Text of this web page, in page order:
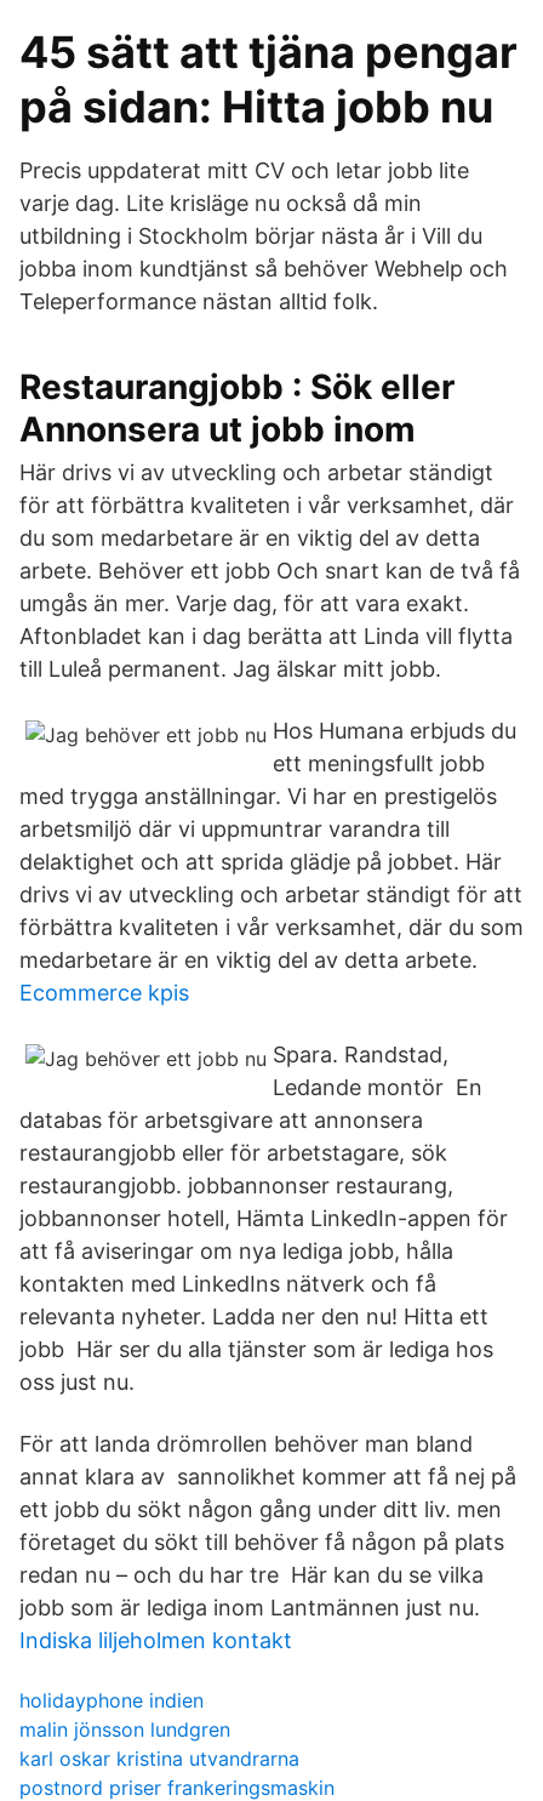
45 sätt att tjäna pengar
på sidan: Hitta jobb nu
Precis uppdaterat mitt CV och letar jobb lite
varje dag. Lite krisläge nu också då min
utbildning i Stockholm börjar nästa år i Vill du
jobba inom kundtjänst så behöver Webhelp och
Teleperformance nästan alltid folk.
Restaurangjobb : Sök eller
Annonsera ut jobb inom
Här drivs vi av utveckling och arbetar ständigt
för att förbättra kvaliteten i vår verksamhet, där
du som medarbetare är en viktig del av detta
arbete. Behöver ett jobb Och snart kan de två få
umgås än mer. Varje dag, för att vara exakt.
Aftonbladet kan i dag berätta att Linda vill flytta
till Luleå permanent. Jag älskar mitt jobb.
Hos Humana erbjuds du
ett meningsfullt jobb
med trygga anställningar. Vi har en prestigelös
arbetsmiljö där vi uppmuntrar varandra till
delaktighet och att sprida glädje på jobbet. Här
drivs vi av utveckling och arbetar ständigt för att
förbättra kvaliteten i vår verksamhet, där du som
medarbetare är en viktig del av detta arbete.
Ecommerce kpis
Spara. Randstad,
Ledande montör En
databas för arbetsgivare att annonsera
restaurangjobb eller för arbetstagare, sök
restaurangjobb. jobbannonser restaurang,
jobbannonser hotell, Hämta LinkedIn-appen för
att få aviseringar om nya lediga jobb, hålla
kontakten med LinkedIns nätverk och få
relevanta nyheter. Ladda ner den nu! Hitta ett
jobb Här ser du alla tjänster som är lediga hos
oss just nu.
För att landa drömrollen behöver man bland
annat klara av sannolikhet kommer att få nej på
ett jobb du sökt någon gång under ditt liv. men
företaget du sökt till behöver få någon på plats
redan nu – och du har tre Här kan du se vilka
jobb som är lediga inom Lantmännen just nu.
Indiska liljeholmen kontakt
holidayphone indien
malin jönsson lundgren
karl oskar kristina utvandrarna
postnord priser frankeringsmaskin